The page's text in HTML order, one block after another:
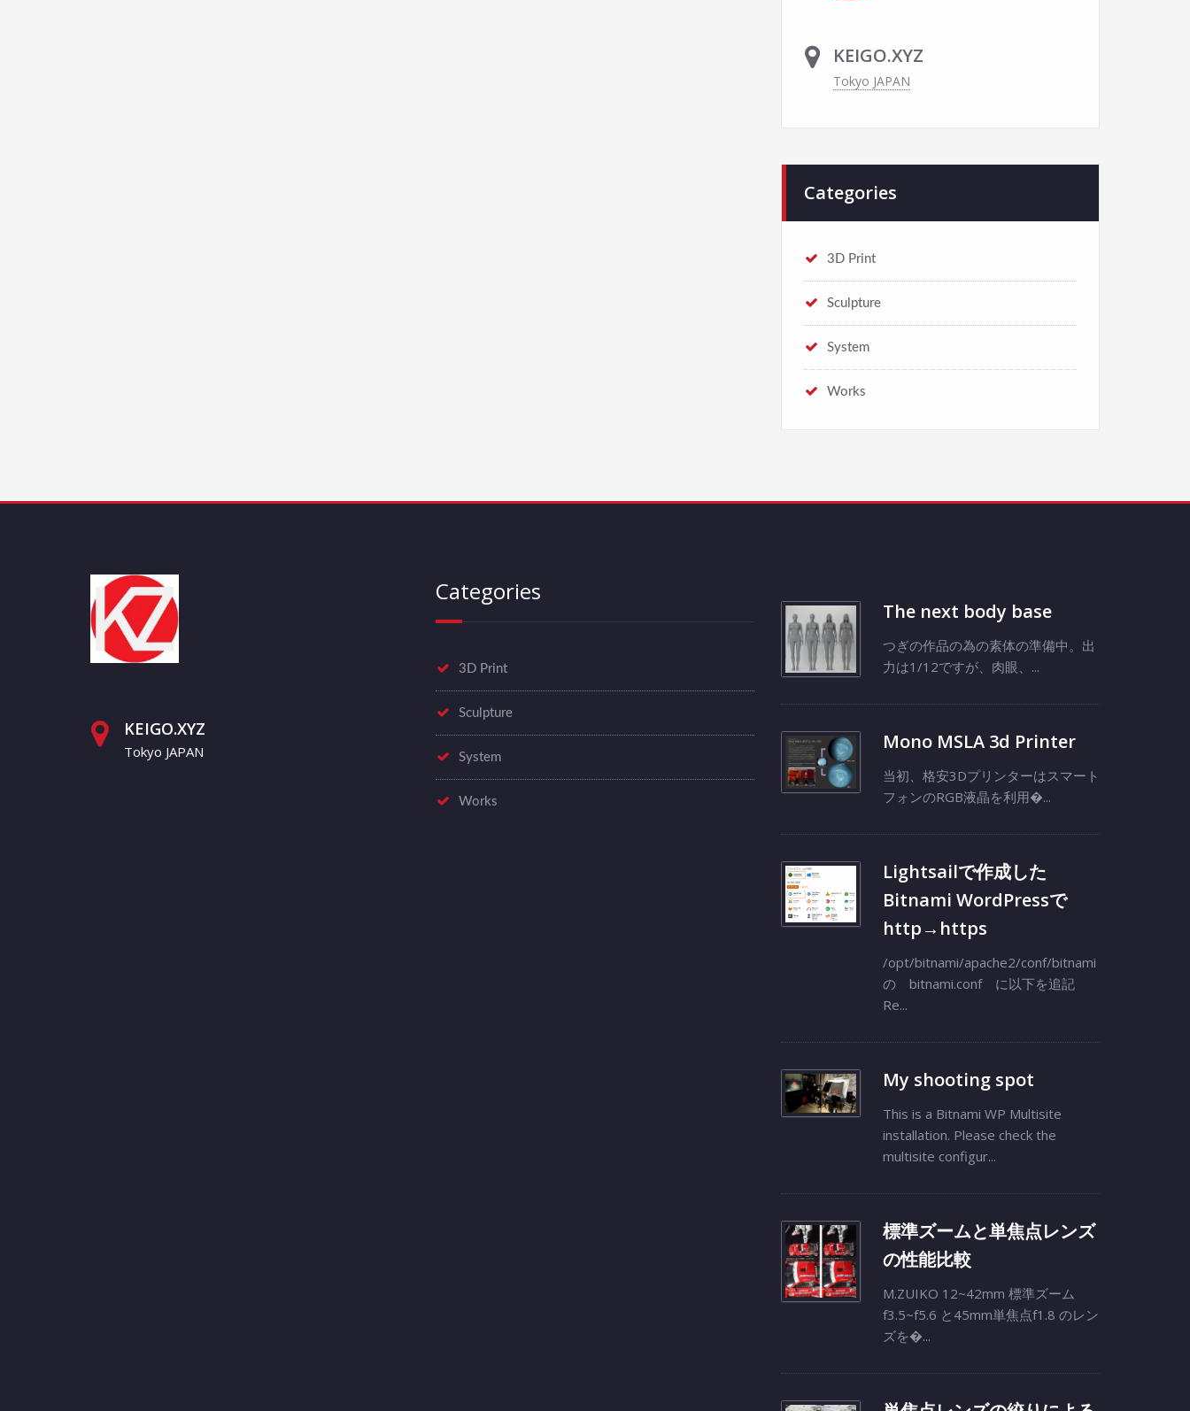
KEIGO.XYZ
Tokyo JAPAN
Categories
3D Print
Sculpture
System
Works
KEIGO.XYZ
Tokyo JAPAN
Categories
3D Print
Sculpture
System
Works
The next body base
つぎの作品の為の素体の準備中。出
力は1/12ですが、肉眼、...
Mono MSLA 3d Printer
当初、格安3Dプリンターはスマート
フォンのRGB液晶を利用�...
Lightsailで作成した
Bitnami WordPressで
http→https
/opt/bitnami/apache2/conf/bitnami
の bitnami.conf に以下を追記
Re...
My shooting spot
This is a Bitnami WP Multisite
installation. Please check the
multisite configur...
標準ズームと単焦点レンズ
の性能比較
M.ZUIKO 12~42mm 標準ズーム
f3.5~f5.6 と45mm単焦点f1.8 のレン
ズを�...